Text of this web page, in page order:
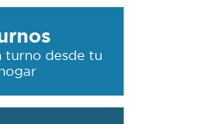
turno desde tu